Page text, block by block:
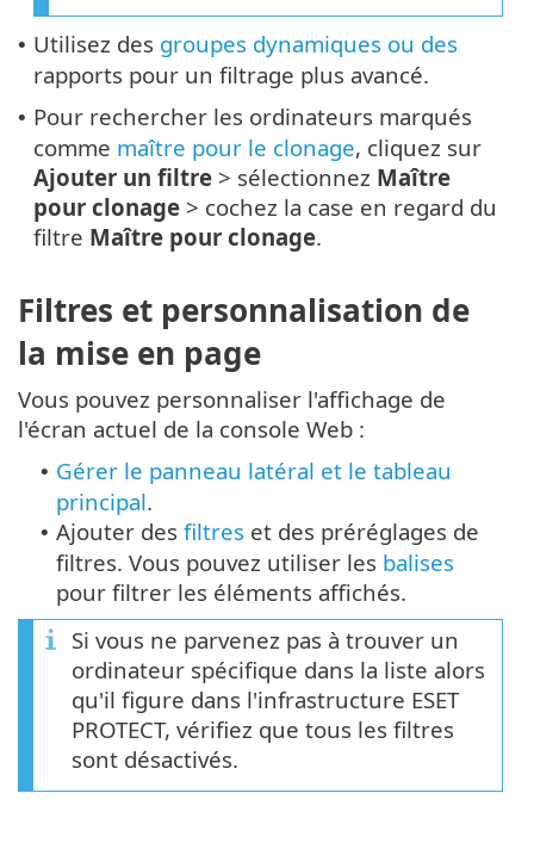
• Utilisez des groupes dynamiques ou des
rapports pour un filtrage plus avancé.
• Pour rechercher les ordinateurs marqués
comme maître pour le clonage, cliquez sur
Ajouter un filtre > sélectionnez Maître
pour clonage > cochez la case en regard du
filtre Maître pour clonage.
Filtres et personnalisation de
la mise en page
Vous pouvez personnaliser l'affichage de
l'écran actuel de la console Web :
• Gérer le panneau latéral et le tableau
principal.
• Ajouter des filtres et des préréglages de
filtres. Vous pouvez utiliser les balises
pour filtrer les éléments affichés.
Si vous ne parvenez pas à trouver un
ordinateur spécifique dans la liste alors
qu'il figure dans l'infrastructure ESET
PROTECT, vérifiez que tous les filtres
sont désactivés.